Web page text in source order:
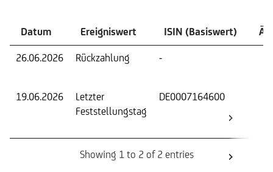
Datum Ereigniswert ISIN (Basiswert)
26.06.2026 Rückzahlung -
19.06.2026
Letzter
Feststellungstag
DE0007164600
Showing 1 to 2 of 2 entries